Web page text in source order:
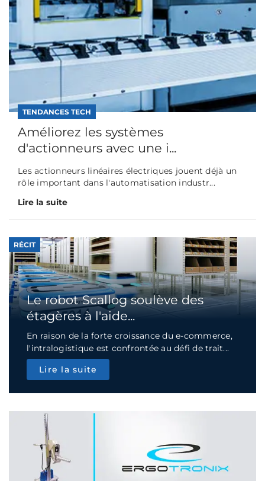
TENDANCES TECH
Améliorez les systèmes
d'actionneurs avec une i...
Les actionneurs linéaires électriques jouent déjà un
rôle important dans l'automatisation industr...
Lire la suite
RÉCIT
Le robot Scallog soulève des
étagères à l'aide...
En raison de la forte croissance du e-commerce,
l'intralogistique est confrontée au défi de trait...
Lire la suite